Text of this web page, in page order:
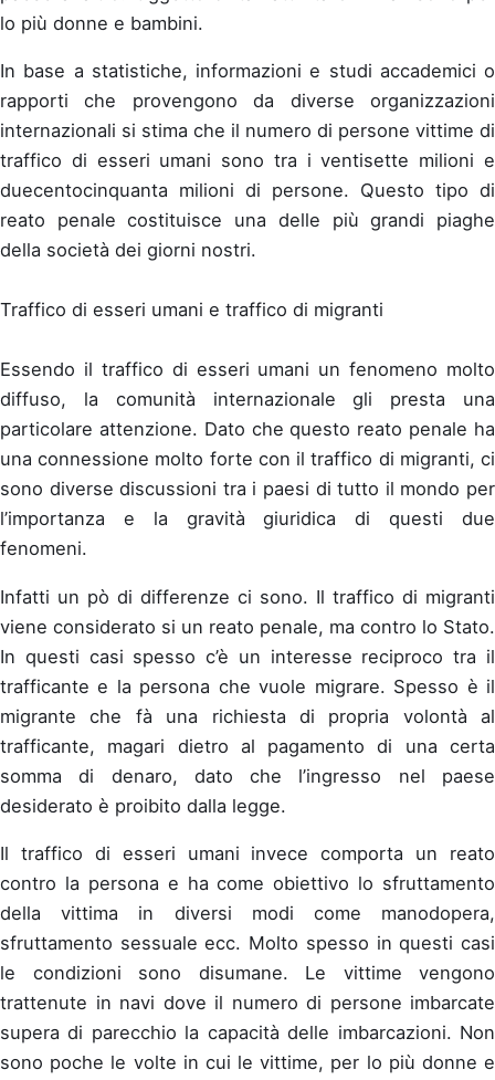
lo più donne e bambini.
In base a statistiche, informazioni e studi accademici o
rapporti che provengono da diverse organizzazioni
internazionali si stima che il numero di persone vittime di
traffico di esseri umani sono tra i ventisette milioni e
duecentocinquanta milioni di persone. Questo tipo di
reato penale costituisce una delle più grandi piaghe
della società dei giorni nostri.
Traffico di esseri umani e traffico di migranti
Essendo il traffico di esseri umani un fenomeno molto
diffuso, la comunità internazionale gli presta una
particolare attenzione. Dato che questo reato penale ha
una connessione molto forte con il traffico di migranti, ci
sono diverse discussioni tra i paesi di tutto il mondo per
l’importanza e la gravità giuridica di questi due
fenomeni.
Infatti un pò di differenze ci sono. Il traffico di migranti
viene considerato si un reato penale, ma contro lo Stato.
In questi casi spesso c’è un interesse reciproco tra il
trafficante e la persona che vuole migrare. Spesso è il
migrante che fà una richiesta di propria volontà al
trafficante, magari dietro al pagamento di una certa
somma di denaro, dato che l’ingresso nel paese
desiderato è proibito dalla legge.
Il traffico di esseri umani invece comporta un reato
contro la persona e ha come obiettivo lo sfruttamento
della vittima in diversi modi come manodopera,
sfruttamento sessuale ecc. Molto spesso in questi casi
le condizioni sono disumane. Le vittime vengono
trattenute in navi dove il numero di persone imbarcate
supera di parecchio la capacità delle imbarcazioni. Non
sono poche le volte in cui le vittime, per lo più donne e